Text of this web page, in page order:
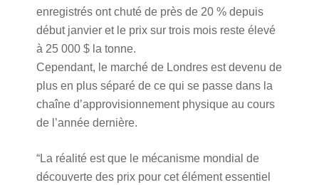
enregistrés ont chuté de près de 20 % depuis
début janvier et le prix sur trois mois reste élevé
à 25 000 $ la tonne.
Cependant, le marché de Londres est devenu de
plus en plus séparé de ce qui se passe dans la
chaîne d’approvisionnement physique au cours
de l’année dernière.
“La réalité est que le mécanisme mondial de
découverte des prix pour cet élément essentiel